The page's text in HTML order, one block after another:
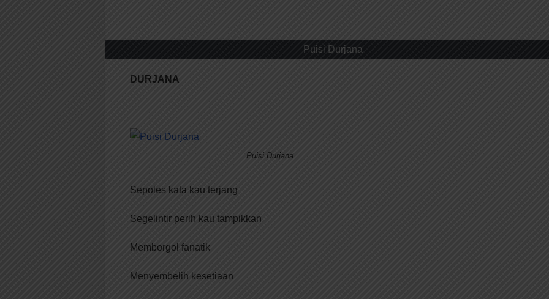
Puisi Durjana
DURJANA
Puisi Durjana
Sepoles kata kau terjang
Segelintir perih kau tampikkan
Memborgol fanatik
Menyembelih kesetiaan